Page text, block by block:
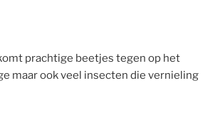
prachtige beetjes tegen op het
maar ook veel insecten die vernieling